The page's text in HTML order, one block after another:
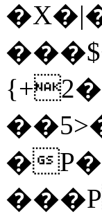
��ר-�<5/D�>�d�����1!u8JP�@TE�
�